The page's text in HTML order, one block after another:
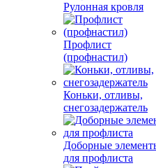
Рулонная кровля
Профлист
(профнастил)
Коньки, отливы,
снегозадержатель
Доборные
для профлиста